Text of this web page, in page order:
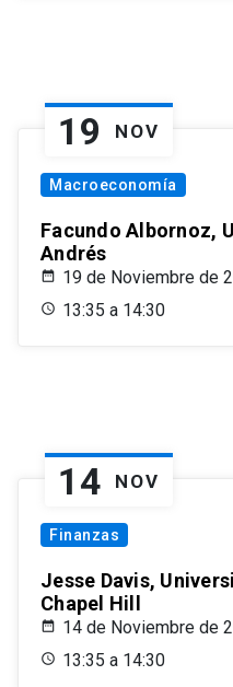
19 NOV
Macroeconomía
Facundo Albornoz,
Andrés
19 de Noviembre de
13:35 a 14:30
14 NOV
Finanzas
Jesse Davis,
Chapel Hill
14 de Noviembre de
13:35 a 14:30